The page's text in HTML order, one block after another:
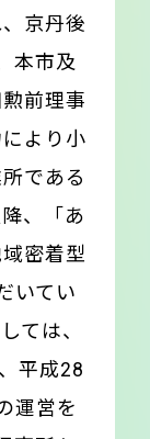
京丹後
本市及
前理事
より小
である
、「あ
密着型
いてい
ては、
平成28
運営を